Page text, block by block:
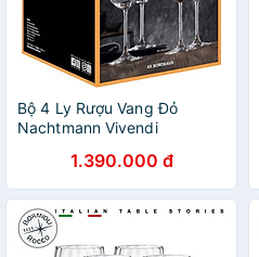
Bộ 4 Ly Rượu Vang Đỏ
Nachtmann Vivendi
1.390.000 đ